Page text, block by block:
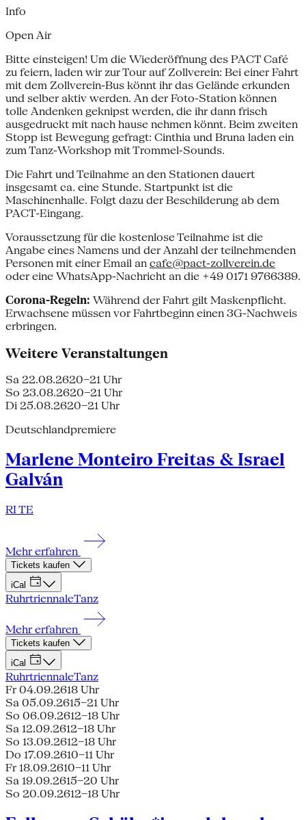
Info
Open Air
Bitte einsteigen! Um die Wiederöffnung des PACT Café
zu feiern, laden wir zur Tour auf Zollverein: Bei einer Fahrt
mit dem Zollverein-Bus könnt ihr das Gelände erkunden
und selber aktiv werden. An der Foto-Station können
tolle Andenken geknipst werden, die ihr dann frisch
ausgedruckt mit nach hause nehmen könnt. Beim zweiten
Stopp ist Bewegung gefragt: Cinthia und Bruna laden ein
zum Tanz-Workshop mit Trommel-Sounds.
Die Fahrt und Teilnahme an den Stationen dauert
insgesamt ca. eine Stunde. Startpunkt ist die
Maschinenhalle. Folgt dazu der Beschilderung ab dem
PACT-Eingang.
Voraussetzung für die kostenlose Teilnahme ist die
Angabe eines Namens und der Anzahl der teilnehmenden
Personen mit einer Email an cafe@pact-zollverein.de
oder eine WhatsApp-Nachricht an die +49 0171 9766389.
Corona-Regeln: Während der Fahrt gilt Maskenpflicht.
Erwachsene müssen vor Fahrtbeginn einen 3G-Nachweis
erbringen.
Weitere Veranstaltungen
Sa 22.08.2620–21 Uhr
So 23.08.2620–21 Uhr
Di 25.08.2620–21 Uhr
Deutschlandpremiere
Marlene Monteiro Freitas & Israel
Galván
RI TE
Mehr erfahren
Tickets kaufen
iCal
RuhrtriennaleTanz
Mehr erfahren
Tickets kaufen
iCal
RuhrtriennaleTanz
Fr 04.09.2618 Uhr
Sa 05.09.2615–21 Uhr
So 06.09.2612–18 Uhr
Sa 12.09.2612–18 Uhr
So 13.09.2612–18 Uhr
Do 17.09.2610–11 Uhr
Fr 18.09.2610–11 Uhr
Sa 19.09.2615–20 Uhr
So 20.09.2612–18 Uhr